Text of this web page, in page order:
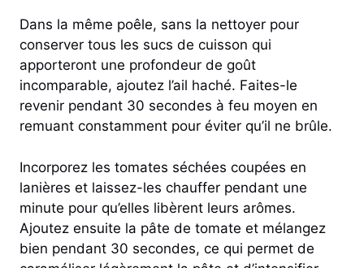
Dans la même poêle, sans la nettoyer pour
conserver tous les sucs de cuisson qui
apporteront une profondeur de goût
incomparable, ajoutez l’ail haché. Faites-le
revenir pendant 30 secondes à feu moyen en
remuant constamment pour éviter qu’il ne brûle.
Incorporez les tomates séchées coupées en
lanières et laissez-les chauffer pendant une
minute pour qu’elles libèrent leurs arômes.
Ajoutez ensuite la pâte de tomate et mélangez
bien pendant 30 secondes, ce qui permet de